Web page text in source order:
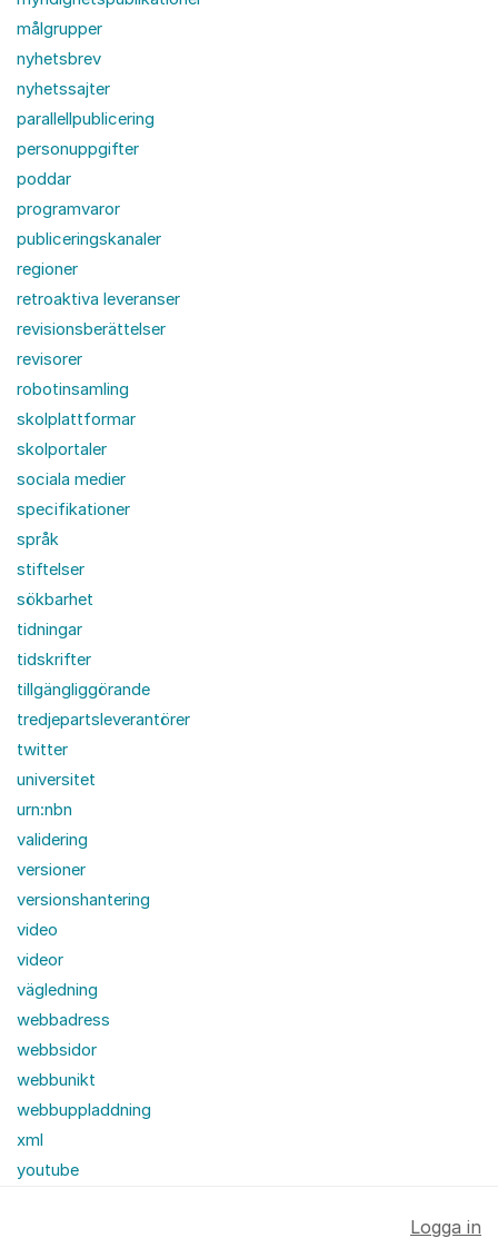
målgrupper
nyhetsbrev
nyhetssajter
parallellpublicering
personuppgifter
poddar
programvaror
publiceringskanaler
regioner
retroaktiva leveranser
revisionsberättelser
revisorer
robotinsamling
skolplattformar
skolportaler
sociala medier
specifikationer
språk
stiftelser
sökbarhet
tidningar
tidskrifter
tillgängliggörande
tredjepartsleverantörer
twitter
universitet
urn:nbn
validering
versioner
versionshantering
video
videor
vägledning
webbadress
webbsidor
webbunikt
webbuppladdning
xml
youtube
Logga in